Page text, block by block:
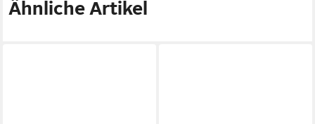
Ähnliche Artikel